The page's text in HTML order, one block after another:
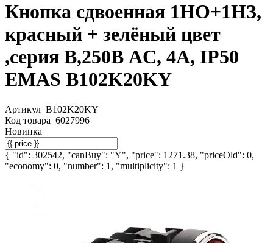
Кнопка сдвоенная 1НО+1НЗ,
красный + зелёный цвет
,серия B,250В AC, 4А, IP50
EMAS B102K20KY
Артикул B102K20KY
Код товара 6027996
Новинка
{ "id": 302542, "canBuy": "Y", "price": 1271.38, "priceOld": 0,
"economy": 0, "number": 1, "multiplicity": 1 }